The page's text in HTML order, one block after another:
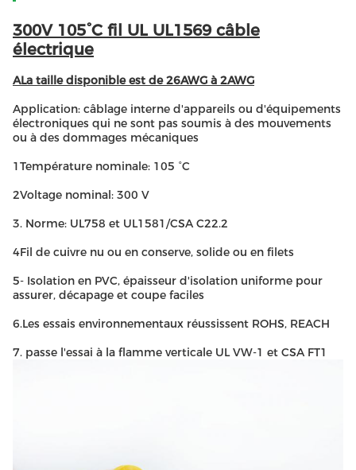
300V 105°C fil UL UL1569 câble
électrique
ALa taille disponible est de 26AWG à 2AWG
Application: câblage interne d'appareils ou d'équipements
électroniques qui ne sont pas soumis à des mouvements
ou à des dommages mécaniques
1Température nominale: 105 °C
2Voltage nominal: 300 V
3. Norme: UL758 et UL1581/CSA C22.2
4Fil de cuivre nu ou en conserve, solide ou en filets
5- Isolation en PVC, épaisseur d'isolation uniforme pour
assurer, décapage et coupe faciles
6.Les essais environnementaux réussissent ROHS, REACH
7. passe l'essai à la flamme verticale UL VW-1 et CSA FT1